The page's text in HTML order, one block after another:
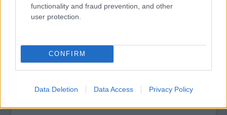
functionality and fraud prevention, and other
user protection.
CONFIRM
Data Deletion Data Access Privacy Policy